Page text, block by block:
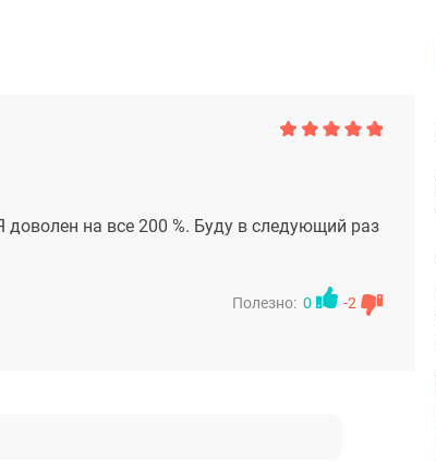
доволен на все 200 %. Буду в следующий раз
Полезно: 0 -2